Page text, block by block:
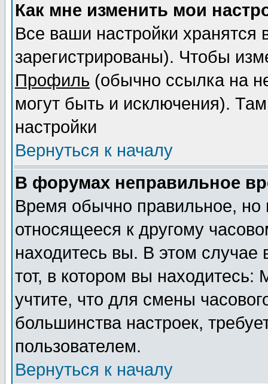
Как мне изменить мои
Все ваши настройки
зарегистрированы). Чтобы
Профиль (обычно ссылка на
могут быть и исключения).
настройки
Вернуться к началу
В форумах неправильное
Время обычно правильное,
относящееся к другому
находитесь вы. В этом
тот, в котором вы
учтите, что для смены
большинства настроек,
пользователем.
Вернуться к началу